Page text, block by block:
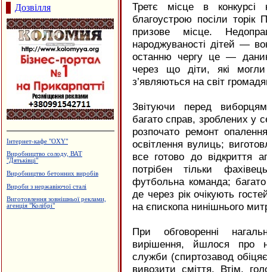
Дозвілля
Пейнтбол
Садиба зеленого туризму "Княжий
Град"
Магазин "Макітра" - посуд, сувеніри
Ковальська майстерня
Приватна садиба "Царина"
Третє місце в
благоустрою посіли
призове місце.
народжуваності дітей —
останню чергу це —
через що діти, які
з’являються на світ
Звітуючи перед
багато справ, зроблених у
розпочато ремонт
освітлення вулиць;
все готово до відкриття
потрібен тільки
футбольна команда;
де через рік очікують
на єпископа нинішнього
При обговоренні
вирішення, йшлося про
служби (спиртозавод
вивозити сміття. Втім,